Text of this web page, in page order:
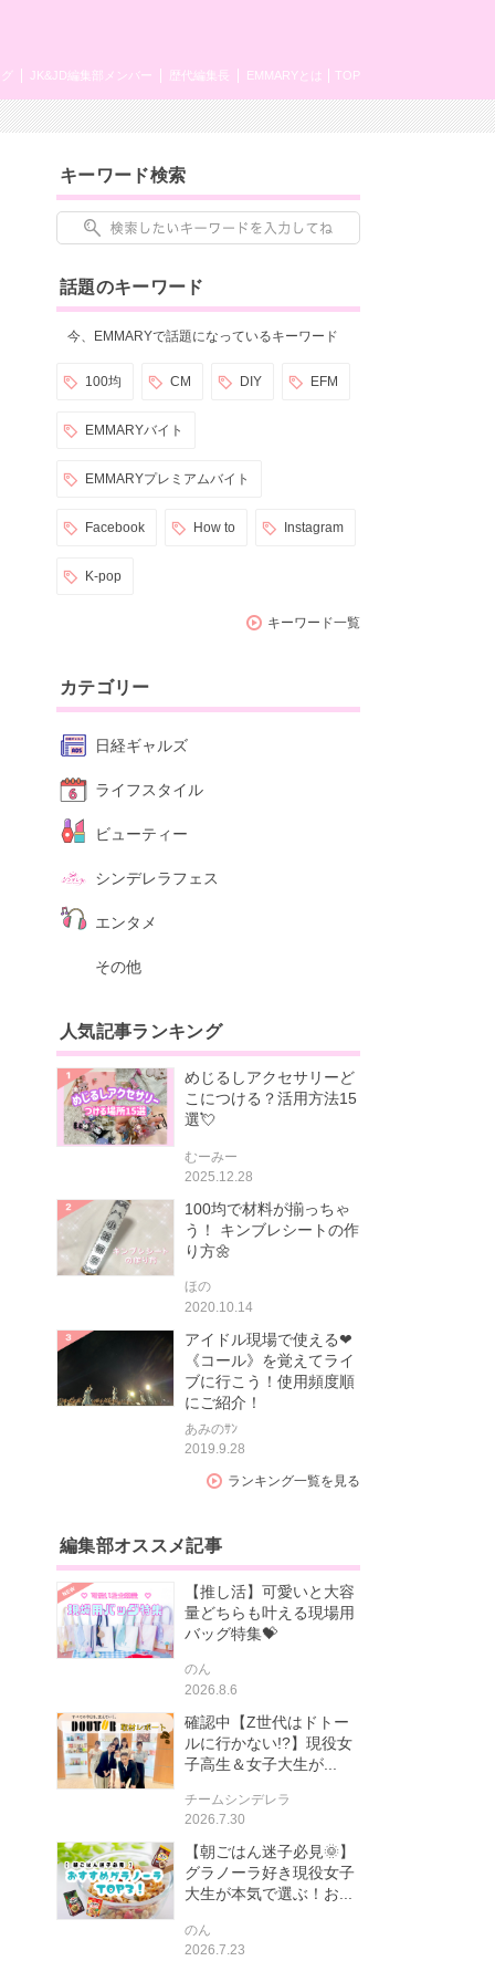
TOP
EMMARYとは
歴代編集長
JK&JD編集部メンバー
キーワード検索
話題のキーワード
今、EMMARYで話題になっているキーワード
100均 CM DIY EFM
EMMARYバイト
EMMARYプレミアムバイト
Facebook How to Instagram
K-pop
キーワード一覧
カテゴリー
日経ギャルズ
ライフスタイル
ビューティー
シンデレラフェス
エンタメ
その他
人気記事ランキング
めじるしアクセサリーど
こにつける？活用方法15
選💘
むーみー
2025.12.28
100均で材料が揃っちゃ
う！ キンブレシートの作
り方🌼
ほの
2020.10.14
アイドル現場で使える❤
《コール》を覚えてライ
ブに行こう！使用頻度順
にご紹介！
あみのｻﾝ
2019.9.28
ランキング一覧を見る
編集部オススメ記事
【推し活】可愛いと大容
量どちらも叶える現場用
バッグ特集💝
のん
2026.8.6
確認中【Z世代はドトー
ルに行かない!?】現役女
子高生＆女子大生が...
チームシンデレラ
2026.7.30
【朝ごはん迷子必見🌞】
グラノーラ好き現役女子
大生が本気で選ぶ！お...
のん
2026.7.23